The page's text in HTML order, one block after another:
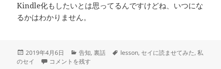
Kindle化もしたいとは思ってるんですけどね、いつにな
るかはわかりません。
投
稿
2019年4月6日
カ
テ
告知,裏話
タ
lesson, セイに読ませてみた,私
のセイ
セイに『lesson』を読ませた に
コメントを残す